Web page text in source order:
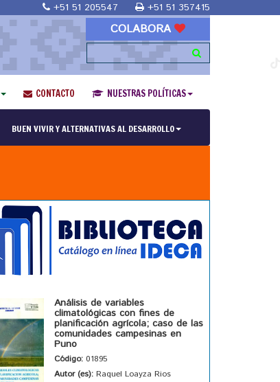
+51 51 205547 +51 51 357415
COLABORA
CONTACTO NUESTRAS POLÍTICAS
BUEN VIVIR Y ALTERNATIVAS AL DESARROLLO
Análisis de variables
climatológicas con fines de
planificación agrícola; caso de las
comunidades campesinas en
Puno
Código: 01895
Autor (es): Raquel Loayza Rios